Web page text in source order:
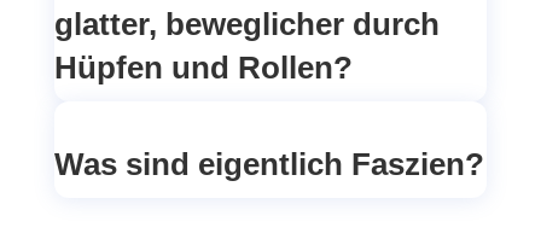
glatter, beweglicher durch
Hüpfen und Rollen?
Was sind eigentlich Faszien?